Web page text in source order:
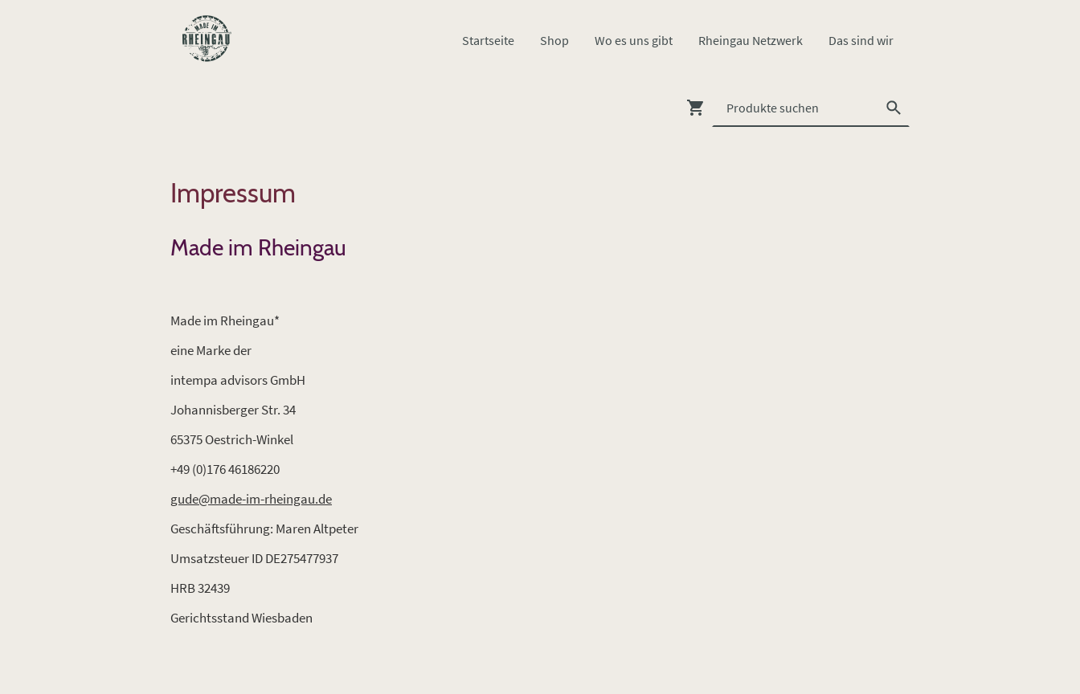
Startseite Shop Wo es uns gibt Rheingau Netzwerk Das sind wir
Impressum
Made im Rheingau
Made im Rheingau*
eine Marke der
intempa advisors GmbH
Johannisberger Str. 34
65375 Oestrich-Winkel
+49 (0)176 46186220
gude@made-im-rheingau.de
Geschäftsführung: Maren Altpeter
Umsatzsteuer ID DE275477937
HRB 32439
Gerichtsstand Wiesbaden